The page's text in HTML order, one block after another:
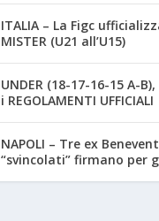
ITALIA – La Figc
MISTER (U21 all’U15)
UNDER (18-17-16-15 A-
i REGOLAMENTI UFFICIALI
NAPOLI – Tre ex
“svincolati” firmano per